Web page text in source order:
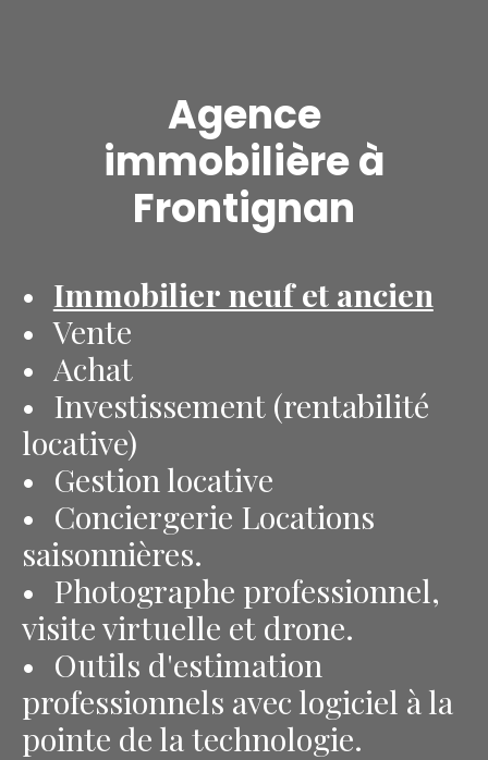
Agence
immobilière à
Frontignan
Immobilier neuf et ancien
Vente
Achat
Investissement (rentabilité
locative)
Gestion locative
Conciergerie Locations
saisonnières.
Photographe professionnel,
visite virtuelle et drone.
Outils d'estimation
professionnels avec logiciel à la
pointe de la technologie.